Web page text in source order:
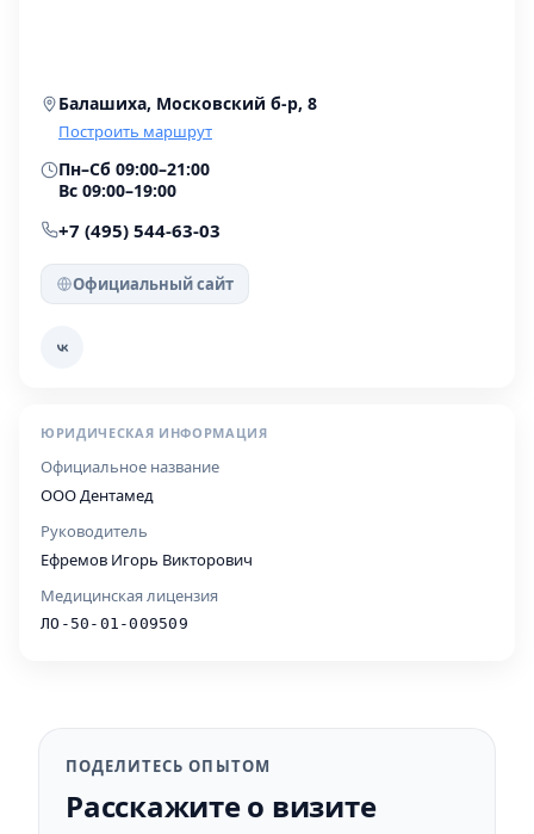
Балашиха, Московский б-р, 8
Построить маршрут
Пн–Сб 09:00–21:00
Вс 09:00–19:00
+7 (495) 544-63-03
Официальный сайт
ЮРИДИЧЕСКАЯ ИНФОРМАЦИЯ
Официальное название
ООО Дентамед
Руководитель
Ефремов Игорь Викторович
Медицинская лицензия
ЛО-50-01-009509
ПОДЕЛИТЕСЬ ОПЫТОМ
Расскажите о визите